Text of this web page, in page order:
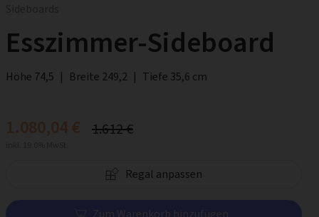
Esszimmer-Sideboard
Höhe 74,5 | Breite 249,2 | Tiefe 35,6 cm
1.080,04 € 1.612 €
Regal anpassen
Zum Warenkorb hinzufügen